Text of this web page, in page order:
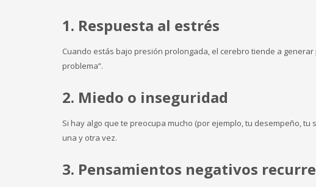
1. Respuesta al estrés
Cuando estás bajo presión prolongada, el cerebro tiende a
problema”.
2. Miedo o inseguridad
Si hay algo que te preocupa mucho (por ejemplo, tu desempeño,
una y otra vez.
3. Pensamientos negativos